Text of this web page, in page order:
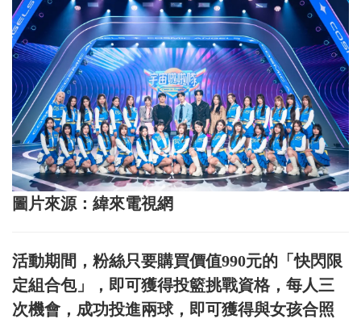
圖片來源：緯來電視網
活動期間，粉絲只要購買價值990元的「快閃限
定組合包」，即可獲得投籃挑戰資格，每人三
次機會，成功投進兩球，即可獲得與女孩合照